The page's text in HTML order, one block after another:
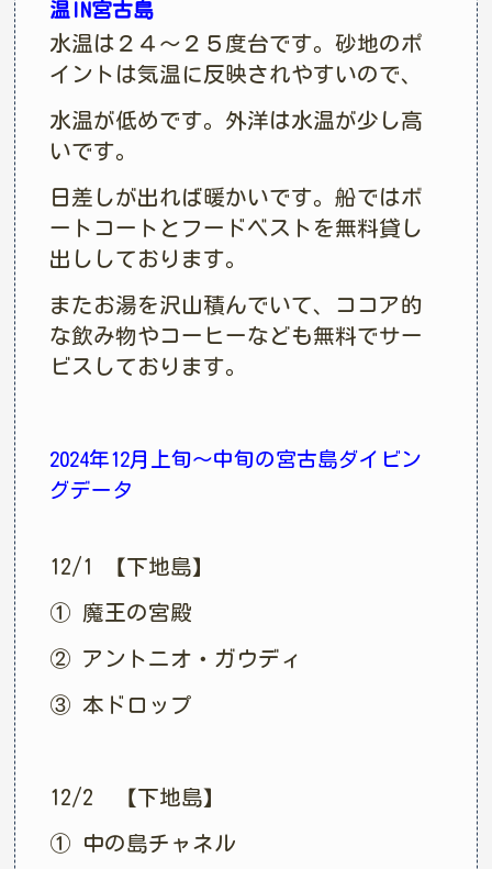
温IN宮古島
水温は２４〜２５度台です。砂地のポ
イントは気温に反映されやすいので、
水温が低めです。外洋は水温が少し高
いです。
日差しが出れば暖かいです。船ではボ
ートコートとフードベストを無料貸し
出ししております。
またお湯を沢山積んでいて、ココア的
な飲み物やコーヒーなども無料でサー
ビスしております。
2024年12月上旬〜中旬の宮古島ダイビン
グデータ
12/1 【下地島】
① 魔王の宮殿
② アントニオ・ガウディ
③ 本ドロップ
12/2 【下地島】
① 中の島チャネル